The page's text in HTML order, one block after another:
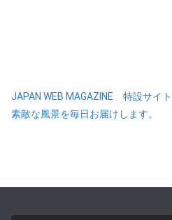
JAPAN WEB MAGAZINE 特設サイ
素敵な風景を毎日お届けします。